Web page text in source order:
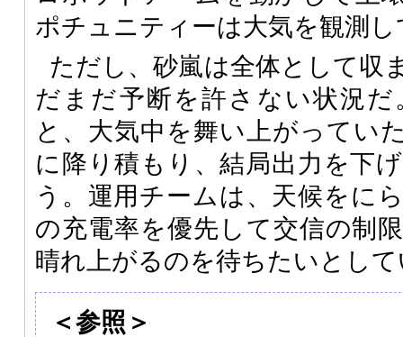
ポチュニティーは大気を観測
ただし、砂嵐は全体として収
だまだ予断を許さない状況
と、大気中を舞い上がってい
に降り積もり、結局出力を下
う。運用チームは、天候をに
の充電率を優先して交信の制
晴れ上がるのを待ちたいとし
＜参照＞